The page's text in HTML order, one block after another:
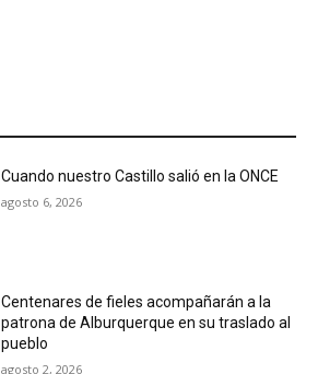
Cuando nuestro Castillo salió en la ONCE
agosto 6, 2026
Centenares de fieles acompañarán a la
patrona de Alburquerque en su traslado al
pueblo
agosto 2, 2026